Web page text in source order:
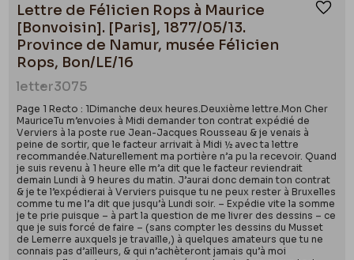
Lettre de Félicien Rops à Maurice
[Bonvoisin]. [Paris], 1877/05/13.
Province de Namur, musée Félicien
Rops, Bon/LE/16
letter3075
Page 1 Recto : 1Dimanche deux heures.Deuxième lettre.Mon Cher
MauriceTu m’envoies à Midi demander ton contrat expédié de
Verviers à la poste rue Jean-Jacques Rousseau & je venais à
peine de sortir, que le facteur arrivait à Midi ½ avec ta lettre
recommandée.Naturellement ma portière n’a pu la recevoir. Quand
je suis revenu à 1 heure elle m’a dit que le facteur reviendrait
demain Lundi à 9 heures du matin. J’aurai donc demain ton contrat
& je te l’expédierai à Verviers puisque tu ne peux rester à Bruxelles
comme tu me l’a dit que jusqu’à Lundi soir. – Expédie vite la somme
je te prie puisque – à part la question de me livrer des dessins – ce
que je suis forcé de faire – (sans compter les dessins du Musset
de Lemerre auxquels je travaille,) à quelques amateurs que tu ne
connais pas d’ailleurs, & qui n’achèteront jamais qu’à moi